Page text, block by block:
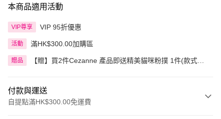
本商品適用活動
VIP尊享 VIP 95折優惠
活動 滿HK$300.00加購區
贈品
【贈】買2件Cezanne 產品即送精美貓咪粉撲 1件(款式隨
付款與運送
自提點滿HK$300.00免運費